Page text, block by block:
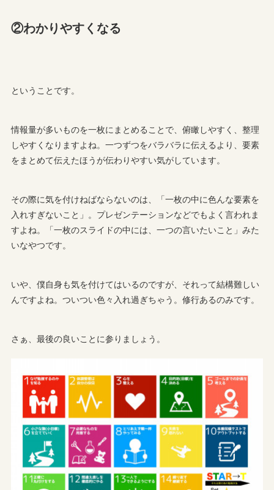
②わかりやすくなる
ということです。
情報量が多いものを一枚にまとめることで、俯瞰しやすく、整理
しやすくなりますよね。一つずつをバラバラに伝えるより、要素
をまとめて伝えたほうが伝わりやすい気がしています。
その際に気を付けねばならないのは、「一枚の中に色んな要素を
入れすぎないこと」。プレゼンテーションなどでもよく言われま
すよね。「一枚のスライドの中には、一つの言いたいこと」みた
いなやつです。
いや、僕自身も気を付けてはいるのですが、それって結構難しい
んですよね。ついつい色々入れ過ぎちゃう。修行あるのみです。
さぁ、最後の良いことに参りましょう。